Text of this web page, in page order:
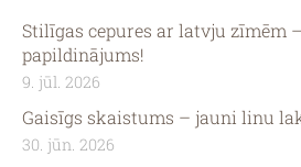
Stilīgas cepures ar latvju zīmēm
papildinājums!
9. jūl. 2026
Gaisīgs skaistums – jauni linu
30. jūn. 2026